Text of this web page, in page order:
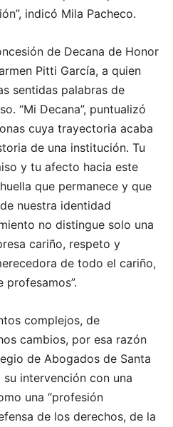
indicó Mila Pacheco.
de Decana de Honor
Pitti García, a quien
sentidas palabras de
“Mi Decana”, puntualizó
cuya trayectoria acaba
de una institución. Tu
y tu afecto hacia este
que permanece y que
nuestra identidad
no distingue solo una
cariño, respeto y
de todo el cariño,
complejos, de
cambios, por esa razón
de Abogados de Santa
intervención con una
una “profesión
de los derechos, de la